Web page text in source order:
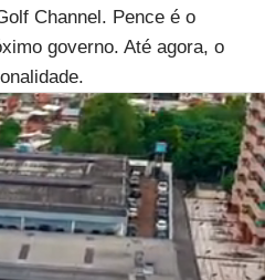
Channel. Pence é o
governo. Até agora, o